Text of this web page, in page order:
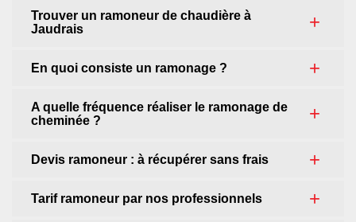
Trouver un ramoneur de chaudière à
Jaudrais
En quoi consiste un ramonage ?
A quelle fréquence réaliser le ramonage de
cheminée ?
Devis ramoneur : à récupérer sans frais
Tarif ramoneur par nos professionnels